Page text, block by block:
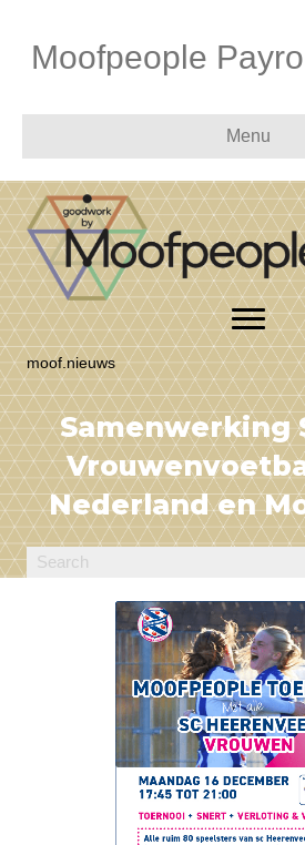
Moofpeople
Menu
moof.nieuws
Samenwerking
Nederland en